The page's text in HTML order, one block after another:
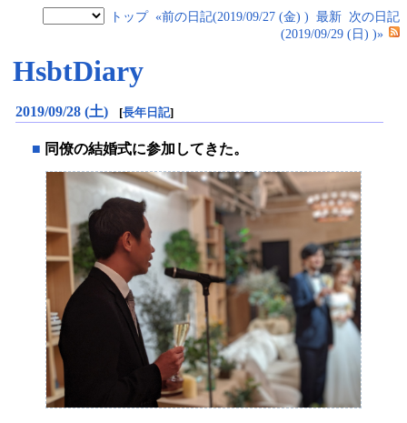
トップ «前の日記(2019/09/27 (金) ) 最新 次の日記
(2019/09/29 (日) )»
HsbtDiary
2019/09/28 (土) [長年日記]
■ 同僚の結婚式に参加してきた。